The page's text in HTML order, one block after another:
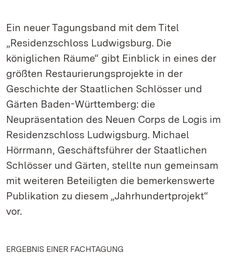
Ein neuer Tagungsband mit dem Titel
„Residenzschloss Ludwigsburg. Die
königlichen Räume“ gibt Einblick in eines der
größten Restaurierungsprojekte in der
Geschichte der Staatlichen Schlösser und
Gärten Baden-Württemberg: die
Neupräsentation des Neuen Corps de Logis im
Residenzschloss Ludwigsburg. Michael
Hörrmann, Geschäftsführer der Staatlichen
Schlösser und Gärten, stellte nun gemeinsam
mit weiteren Beteiligten die bemerkenswerte
Publikation zu diesem „Jahrhundertprojekt“
vor.
ERGEBNIS EINER FACHTAGUNG